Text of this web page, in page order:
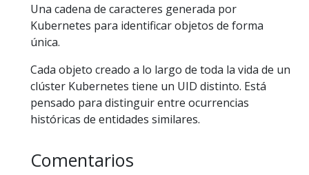
Una cadena de caracteres generada por
Kubernetes para identificar objetos de forma
única.
Cada objeto creado a lo largo de toda la vida de un
clúster Kubernetes tiene un UID distinto. Está
pensado para distinguir entre ocurrencias
históricas de entidades similares.
Comentarios